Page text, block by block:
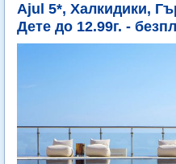
Ajul 5*, Халкидики,
Дете до 12.99г. -